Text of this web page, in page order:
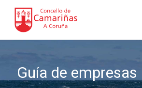
Guía de empresas